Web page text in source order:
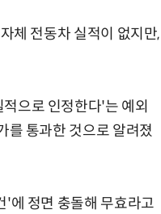
체 전동차 실적이 없지만,
으로 인정한다'는 예외
를 통과한 것으로 알려졌
'에 정면 충돌해 무효라고